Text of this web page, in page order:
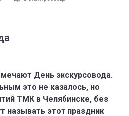
День экскурсовода.
это не казалось, но
ТМК в Челябинске, без
называть этот праздник